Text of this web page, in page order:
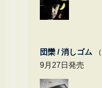
団欒 / 消しゴム
9月27日発売